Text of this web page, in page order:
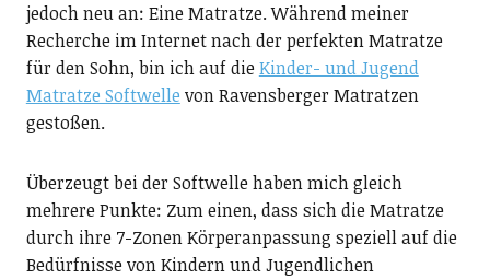
jedoch neu an: Eine Matratze. Während meiner
Recherche im Internet nach der perfekten Matratze
für den Sohn, bin ich auf dieKinder- und Jugend
Matratze Softwelle von Ravensberger Matratzen
gestoßen.
Überzeugt bei der Softwelle haben mich gleich
mehrere Punkte: Zum einen, dass sich die Matratze
durch ihre 7-Zonen Körperanpassung speziell auf die
Bedürfnisse von Kindern und Jugendlichen